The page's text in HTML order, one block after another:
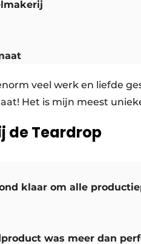
veel werk en liefde
Het is mijn meest
de Teardrop
klaar om alle
was meer dan